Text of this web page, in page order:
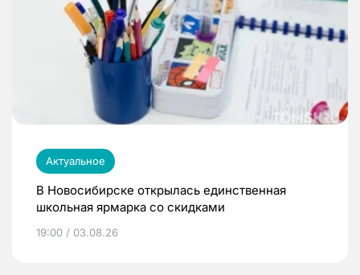
Актуальное
В Новосибирске открылась единственная
школьная ярмарка со скидками
19:00 / 03.08.26